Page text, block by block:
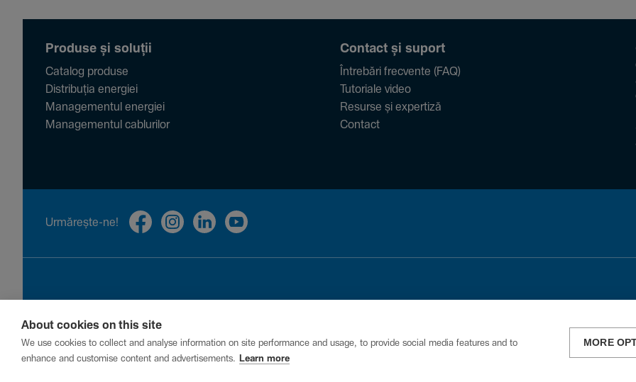
Produse și soluții
Catalog produse
Distribuția energiei
Managementul energiei
Managementul cablurilor
Contact și suport
Întrebări frecvente (FAQ)
Tutoriale video
Resurse și expertiză
Contact
Urmă­rește-ne!
Privacy Cookies
About cookies on this site
We use cookies to collect and analyse information on site performance and usage, to provide social media features and to
enhance and customise content and advertisements.
Learn more
MORE